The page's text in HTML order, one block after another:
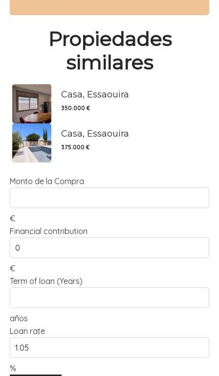
Propiedades
similares
Casa, Essaouira
350.000 €
Casa, Essaouira
375.000 €
Monto de la Compra
€
Financial contribution
€
Term of loan (Years)
años
Loan rate
%